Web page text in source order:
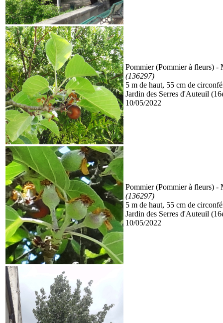
Pommier (Pommier à fleurs) -
(136297)
5 m de haut, 55 cm de
Jardin des Serres d'Auteuil
10/05/2022
Pommier (Pommier à fleurs) -
(136297)
5 m de haut, 55 cm de
Jardin des Serres d'Auteuil
10/05/2022